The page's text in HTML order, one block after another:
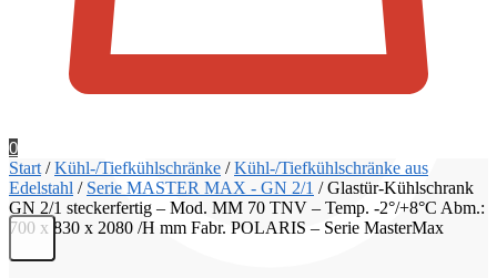
0
Start /Kühl-/Tiefkühlschränke /Kühl-/Tiefkühlschränke aus
Edelstahl / Serie MASTER MAX - GN 2/1 /Glastür-Kühlschrank
GN 2/1 steckerfertig – Mod. MM 70 TNV – Temp. -2°/+8°C Abm.:
700 x 830 x 2080 /H mm Fabr. POLARIS – Serie MasterMax